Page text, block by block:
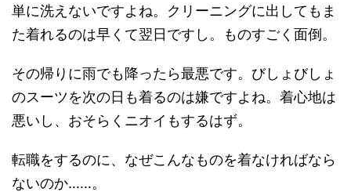
単に洗えないですよね。クリーニングに出してもま
た着れるのは早くて翌日ですし。ものすごく面倒。
その帰りに雨でも降ったら最悪です。びしょびしょ
のスーツを次の日も着るのは嫌ですよね。着心地は
悪いし、おそらくニオイもするはず。
転職をするのに、なぜこんなものを着なければなら
ないのか……。